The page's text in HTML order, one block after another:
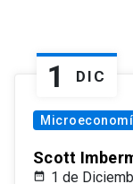
1 DIC
Scott
1 de